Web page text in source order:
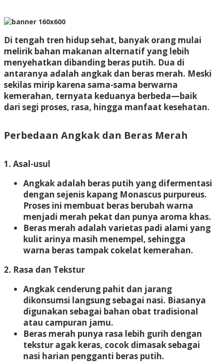
Di tengah tren hidup sehat, banyak orang mulai
melirik bahan makanan alternatif yang lebih
menyehatkan dibanding beras putih. Dua di
antaranya adalah angkak dan beras merah. Meski
sekilas mirip karena sama-sama berwarna
kemerahan, ternyata keduanya berbeda—baik
dari segi proses, rasa, hingga manfaat kesehatan.
Perbedaan Angkak dan Beras Merah
1. Asal-usul
Angkak adalah beras putih yang difermentasi
dengan sejenis kapang Monascus purpureus.
Proses ini membuat beras berubah warna
menjadi merah pekat dan punya aroma khas.
Beras merah adalah varietas padi alami yang
kulit arinya masih menempel, sehingga
warna beras tampak cokelat kemerahan.
2. Rasa dan Tekstur
Angkak cenderung pahit dan jarang
dikonsumsi langsung sebagai nasi. Biasanya
digunakan sebagai bahan obat tradisional
atau campuran jamu.
Beras merah punya rasa lebih gurih dengan
tekstur agak keras, cocok dimasak sebagai
nasi harian pengganti beras putih.